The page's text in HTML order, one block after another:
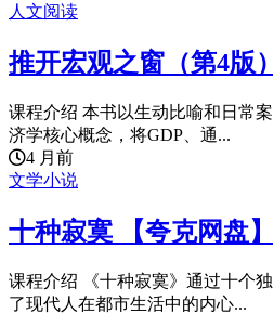
人文阅读
推开宏观之窗（第4版
课程介绍 本书以生动比喻和日常
济学核心概念，将GDP、通...
4 月前
文学小说
十种寂寞 【夸克网盘】
课程介绍 《十种寂寞》通过十个
了现代人在都市生活中的内心...